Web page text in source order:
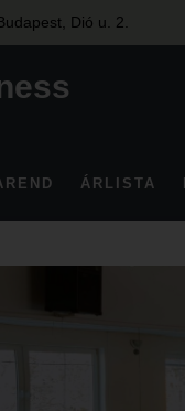
Dió u. 2.
ÁRLISTA